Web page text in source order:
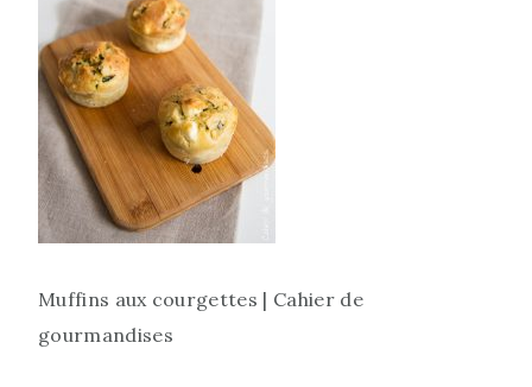
Muffins aux courgettes | Cahier de
gourmandises